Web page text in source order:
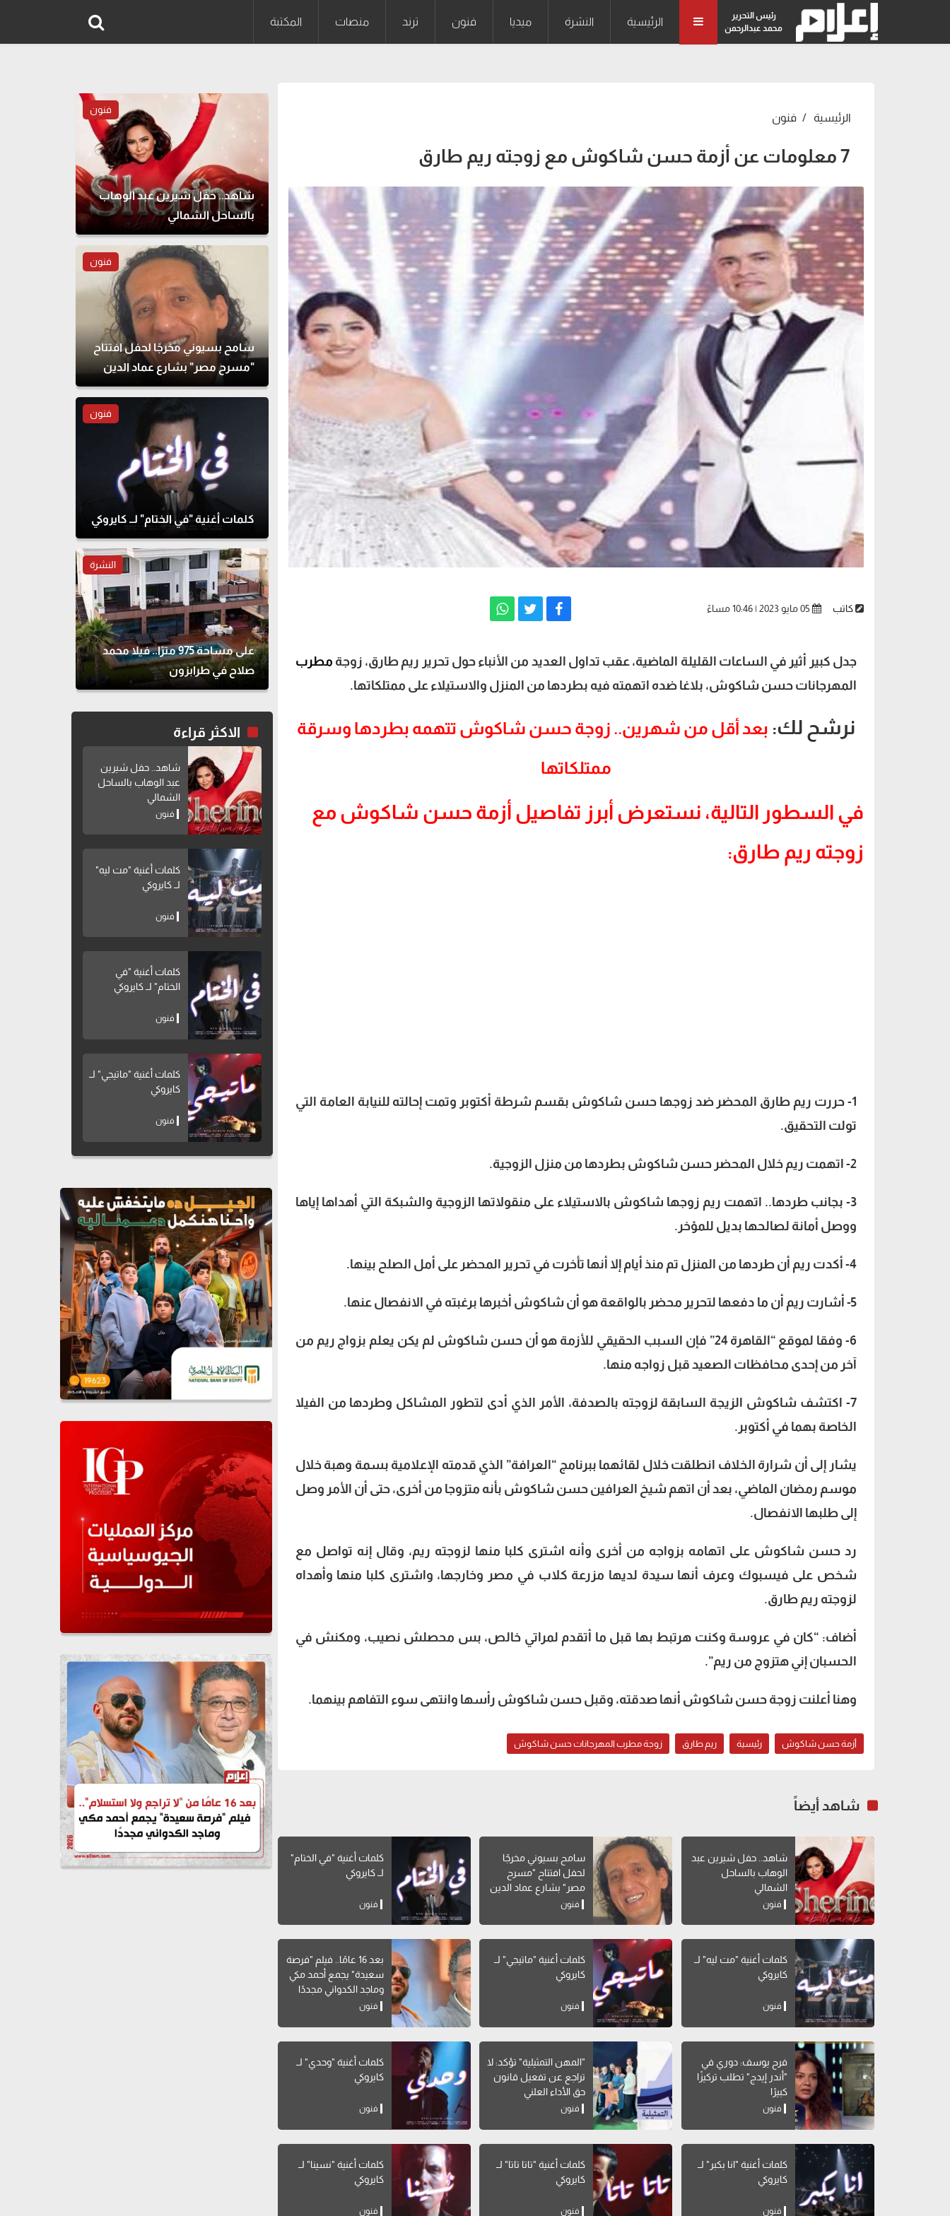
رئيس التحرير
محمد عبدالرحمن
الرئيسية النشرة ميديا فنون ترند منصات المكتبة
الرئيسية فنون
7 معلومات عن أزمة حسن شاكوش مع زوجته ريم طارق
كاتب
جدل كبير أثير في الساعات القليلة الماضية، عقب تداول العديد من الأنباء حول تحرير ريم طارق، زوجة مطرب
المهرجانات حسن شاكوش، بلاغا ضده اتهمته فيه بطردها من المنزل والاستيلاء على ممتلكاتها.
نرشح لك: بعد أقل من شهرين.. زوجة حسن شاكوش تتهمه بطردها وسرقة
ممتلكاتها
في السطور التالية، نستعرض أبرز تفاصيل أزمة حسن شاكوش مع
زوجته ريم طارق:
1- حررت ريم طارق المحضر ضد زوجها حسن شاكوش بقسم شرطة أكتوبر وتمت إحالته للنيابة العامة التي
تولت التحقيق.
2- اتهمت ريم خلال المحضر حسن شاكوش بطردها من منزل الزوجية.
3- بجانب طردها.. اتهمت ريم زوجها شاكوش بالاستيلاء على منقولاتها الزوجية والشبكة التي أهداها إياها
ووصل أمانة لصالحها بديل للمؤخر.
4- أكدت ريم أن طردها من المنزل تم منذ أيام إلا أنها تأخرت في تحرير المحضر على أمل الصلح بينها.
5- أشارت ريم أن ما دفعها لتحرير محضر بالواقعة هو أن شاكوش أخبرها برغبته في الانفصال عنها.
6- وفقا لموقع “القاهرة 24” فإن السبب الحقيقي للأزمة هو أن حسن شاكوش لم يكن يعلم بزواج ريم من
آخر من إحدى محافظات الصعيد قبل زواجه منها.
7- اكتشف شاكوش الزيجة السابقة لزوجته بالصدفة، الأمر الذي أدى لتطور المشاكل وطردها من الفيلا
الخاصة بهما في أكتوبر.
يشار إلى أن شرارة الخلاف انطلقت خلال لقائهما ببرنامج “العرافة” الذي قدمته الإعلامية بسمة وهبة خلال
موسم رمضان الماضي، بعد أن اتهم شيخ العرافين حسن شاكوش بأنه متزوجا من أخرى، حتى أن الأمر وصل
إلى طلبها الانفصال.
رد حسن شاكوش على اتهامه بزواجه من أخرى وأنه اشترى كلبا منها لزوجته ريم، وقال إنه تواصل مع
شخص على فيسبوك وعرف أنها سيدة لديها مزرعة كلاب في مصر وخارجها، واشترى كلبا منها وأهداه
لزوجته ريم طارق.
أضاف: “كان في عروسة وكنت هرتبط بها قبل ما أتقدم لمراتي خالص، بس محصلش نصيب، ومكنش في
الحسبان إني هتزوج من ريم”.
وهنا أعلنت زوجة حسن شاكوش أنها صدقته، وقبل حسن شاكوش رأسها وانتهى سوء التفاهم بينهما.
أزمة حسن شاكوش رئيسية ريم طارق زوجة مطرب المهرجانات حسن شاكوش
شاهد أيضاً
شاهد.. حفل شيرين عبد
الوهاب بالساحل
الشمالي
فنون
سامح بسيوني مخرجًا
لحفل افتتاح "مسرح
مصر" بشارع عماد الدين
فنون
كلمات أغنية "في الختام"
لــ كايروكي
فنون
كلمات أغنية "مت ليه" لــ
كايروكي
فنون
كلمات أغنية "ماتيجي" لــ
كايروكي
فنون
بعد 16 عامًا.. فيلم "فرصة
سعيدة" يجمع أحمد مكي
وماجد الكدواني مجددًا
فنون
فرح يوسف: دوري في
"أندر إيدج" تطلب تركيزًا
كبيرًا
فنون
"المهن التمثيلية" تؤكد: لا
تراجع عن تفعيل قانون
حق الأداء العلني
فنون
كلمات أغنية "وحدي" لــ
كايروكي
فنون
كلمات أغنية "انا بكبر" لــ
كايروكي
فنون
كلمات أغنية "تاتا تاتا" لــ
كايروكي
فنون
كلمات أغنية "نسينا" لــ
كايروكي
فنون
فنون
شاهد.. حفل شيرين عبد الوهاب
بالساحل الشمالي
فنون
سامح بسيوني مخرجًا لحفل افتتاح
"مسرح مصر" بشارع عماد الدين
فنون
كلمات أغنية "في الختام" لــ كايروكي
النشرة
على مساحة 975 مترًا.. فيلا محمد
صلاح في طرابزون
الاكثر قراءة
شاهد.. حفل شيرين
عبد الوهاب بالساحل
الشمالي
فنون
كلمات أغنية "مت ليه"
لــ كايروكي
فنون
كلمات أغنية "في
الختام" لــ كايروكي
فنون
كلمات أغنية "ماتيجي" لــ
كايروكي
فنون